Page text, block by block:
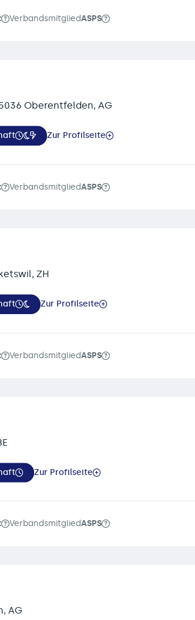
VerbandsmitgliedASPS
Oberentfelden, AG
Zur Profilseite
VerbandsmitgliedASPS
ZH
Zur Profilseite
VerbandsmitgliedASPS
Zur Profilseite
VerbandsmitgliedASPS
AG